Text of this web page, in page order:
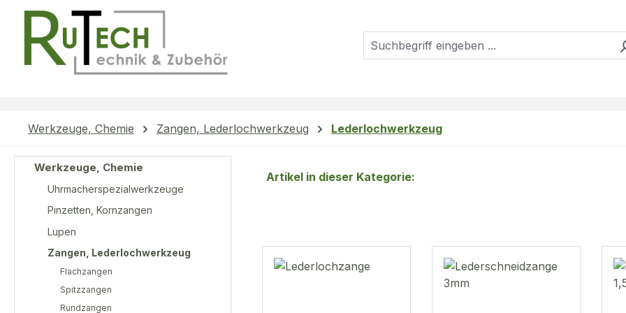
Hauptinhalt springen
Zur Suche springen
Zur Hauptnavigation springen
Werkzeuge, Chemie Zangen, Lederlochwerkzeug Lederlochwerkzeug
Werkzeuge, Chemie
Uhrmacherspezialwerkzeuge
Pinzetten, Kornzangen
Lupen
Zangen, Lederlochwerkzeug
Flachzangen
Spitzzangen
Rundzangen
Artikel in dieser Kategorie: